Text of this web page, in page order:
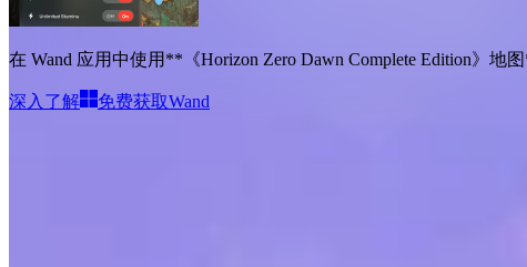
在 Wand 应用中使用**《Horizon Zero Dawn Complete Edition》
深入了解 免费获取Wand